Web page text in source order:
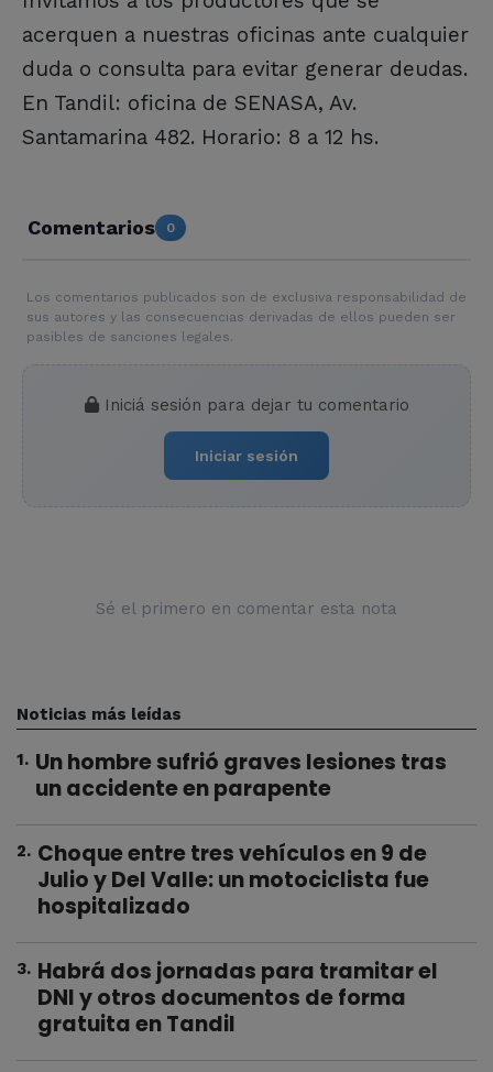
acerquen a nuestras oficinas ante cualquier
duda o consulta para evitar generar deudas.
En Tandil: oficina de SENASA, Av.
Santamarina 482. Horario: 8 a 12 hs.
Comentarios 0
Los comentarios publicados son de exclusiva responsabilidad de
sus autores y las consecuencias derivadas de ellos pueden ser
pasibles de sanciones legales.
Iniciá sesión para dejar tu comentario
Iniciar sesión
Sé el primero en comentar esta nota
Noticias más leídas
1. Un hombre sufrió graves lesiones tras
un accidente en parapente
2. Choque entre tres vehículos en 9 de
Julio y Del Valle: un motociclista fue
hospitalizado
3. Habrá dos jornadas para tramitar el
DNI y otros documentos de forma
gratuita en Tandil